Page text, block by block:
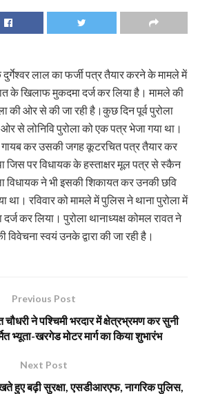
दुर्गेश्वर लाल का फर्जी पत्र तैयार करने के मामले में
के खिलाफ मुकदमा दर्ज कर लिया है। मामले की
की ओर से की जा रही है।कुछ दिन पूर्व पुरोला
से लोनिवि पुरोला को एक पत्र भेजा गया था।
गायब कर उसकी जगह कूटरचित पत्र तैयार कर
जिस पर विधायक के हस्ताक्षर मूल पत्र से स्कैन
विधायक ने भी इसकी शिकायत कर उनकी छवि
था। रविवार को मामले में पुलिस ने थाना पुरोला में
कर लिया। पुरोला थानाध्यक्ष कोमल रावत ने
विवेचना स्वयं उनके द्वारा की जा रही है।
Previous Post
ने पश्चिमी भरदार में क्षेत्रभ्रमण कर सुनी
भ्यूता-खरगेड मोटर मार्ग का किया शुभारंभ
Next Post
हुए बढ़ी सुरक्षा, एसडीआरएफ, नागरिक पुलिस,